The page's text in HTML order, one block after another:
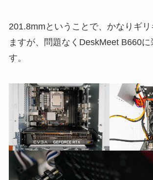
201.8mmということで、かなりギリ
ますが、問題なくDeskMeet B660に
す。